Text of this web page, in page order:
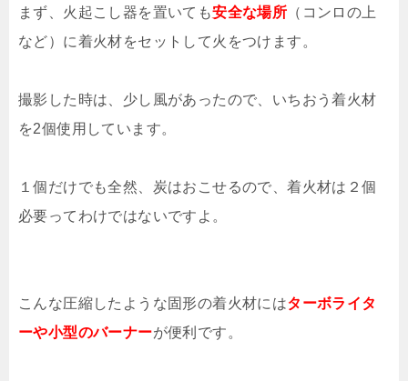
まず、火起こし器を置いても安全な場所 （コンロの上
など）に着火材をセットして火をつけます。
撮影した時は、少し風があったので、いちおう着火材
を2個使用しています。
１個だけでも全然、炭はおこせるので、着火材は２個
必要ってわけではないですよ。
こんな圧縮したような固形の着火材にはターボライタ
ーや小型のバーナーが便利です。